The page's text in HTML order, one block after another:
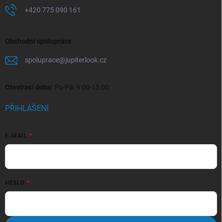
+420 775 090 161
Obchodní spolupráce
spoluprace@jupiterlook.cz
Otevírací doba: Po-Pá: 9:00-15:00
PŘIHLÁŠENÍ
E-MAIL
HESLO